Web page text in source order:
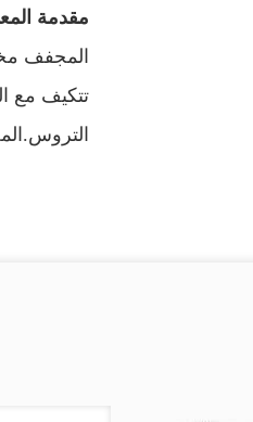
مقدمة
تتكيف مع